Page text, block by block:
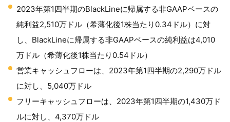
2023年第1四半期のBlackLineに帰属する非GAAPベースの
純利益2,510万ドル（希薄化後1株当たり0.34ドル）に対
し、BlackLineに帰属する非GAAPベースの純利益は4,010
万ドル（希薄化後1株当たり0.54ドル）
営業キャッシュフローは、2023年第1四半期の2,290万ドル
に対し、5,040万ドル
フリーキャッシュフローは、2023年第1四半期の1,430万ド
ルに対し、4,370万ドル